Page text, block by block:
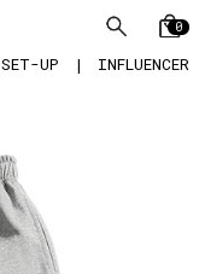
0
SET-UP | INFLUENCER